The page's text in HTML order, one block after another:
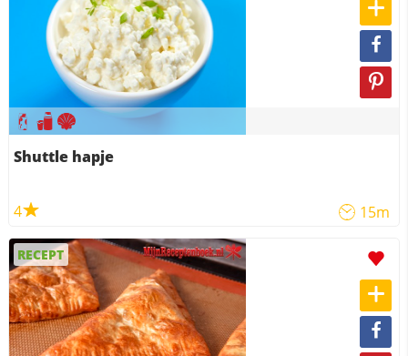
Shuttle hapje
4 15m
RECEPT